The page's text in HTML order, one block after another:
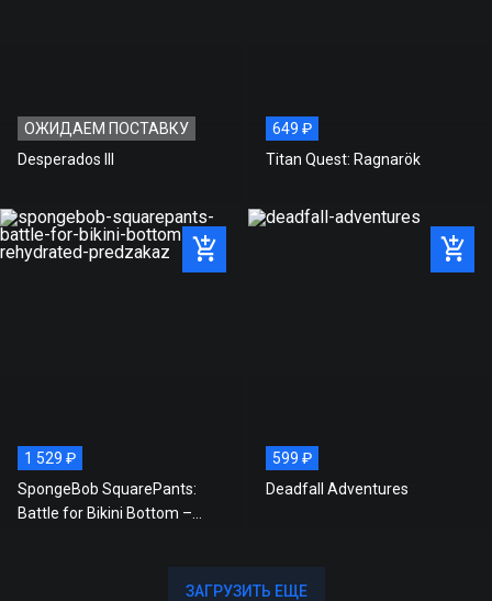
ОЖИДАЕМ ПОСТАВКУ
Desperados III
649 ₽
Titan Quest: Ragnarök
1 529 ₽
SpongeBob SquarePants:
Battle for Bikini Bottom –
599 ₽
Deadfall Adventures
ЗАГРУЗИТЬ ЕЩЕ
ЗАГРУЗИТЬ ЕЩЕ